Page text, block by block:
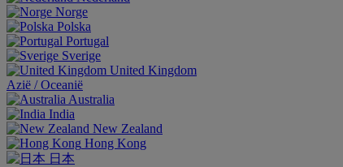
Norge
Polska
Portugal
Sverige
United Kingdom
Aziё / Oceaniё
Australia
India
New Zealand
Hong Kong
日本